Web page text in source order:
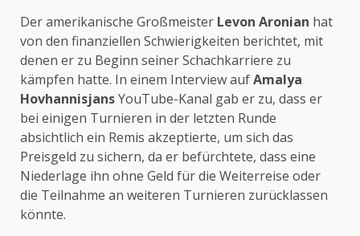
Der amerikanische Großmeister Levon Aronian hat
von den finanziellen Schwierigkeiten berichtet, mit
denen er zu Beginn seiner Schachkarriere zu
kämpfen hatte. In einem Interview aufAmalya
HovhannisjansYouTube-Kanal gab er zu, dass er
bei einigen Turnieren in der letzten Runde
absichtlich ein Remis akzeptierte, um sich das
Preisgeld zu sichern, da er befürchtete, dass eine
Niederlage ihn ohne Geld für die Weiterreise oder
die Teilnahme an weiteren Turnieren zurücklassen
könnte.